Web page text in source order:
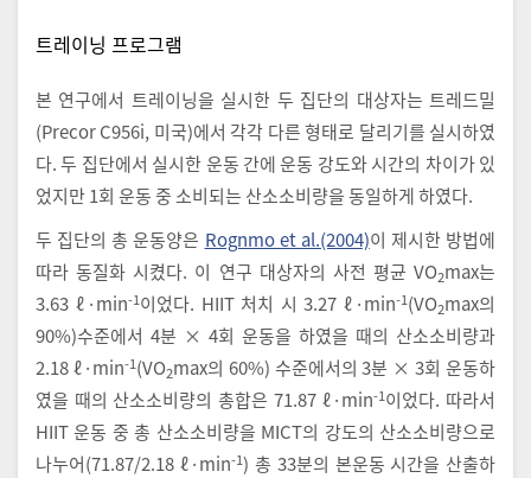
트레이닝 프로그램
본 연구에서 트레이닝을 실시한 두 집단의 대상자는 트레드밀
(Precor C956i, 미국)에서 각각 다른 형태로 달리기를 실시하였
다. 두 집단에서 실시한 운동 간에 운동 강도와 시간의 차이가 있
었지만 1회 운동 중 소비되는 산소소비량을 동일하게 하였다.
두 집단의 총 운동양은 Rognmo et al.(2004)이 제시한 방법에
따라 동질화 시켰다. 이 연구 대상자의 사전 평균 VO2max는
3.63 ℓ·min-1이었다. HIIT 처치 시 3.27 ℓ·min-1(VO2max의
90%)수준에서 4분 × 4회 운동을 하였을 때의 산소소비량과
2.18 ℓ·min-1(VO2max의 60%) 수준에서의 3분 × 3회 운동하
였을 때의 산소소비량의 총합은 71.87 ℓ·min-1이었다. 따라서
HIIT 운동 중 총 산소소비량을 MICT의 강도의 산소소비량으로
나누어(71.87/2.18 ℓ·min-1) 총 33분의 본운동 시간을 산출하